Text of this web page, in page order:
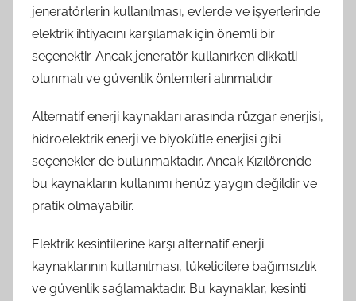
jeneratörlerin kullanılması, evlerde ve işyerlerinde
elektrik ihtiyacını karşılamak için önemli bir
seçenektir. Ancak jeneratör kullanırken dikkatli
olunmalı ve güvenlik önlemleri alınmalıdır.
Alternatif enerji kaynakları arasında rüzgar enerjisi,
hidroelektrik enerji ve biyokütle enerjisi gibi
seçenekler de bulunmaktadır. Ancak Kızılören’de
bu kaynakların kullanımı henüz yaygın değildir ve
pratik olmayabilir.
Elektrik kesintilerine karşı alternatif enerji
kaynaklarının kullanılması, tüketicilere bağımsızlık
ve güvenlik sağlamaktadır. Bu kaynaklar, kesinti